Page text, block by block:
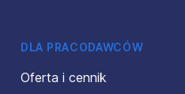
DLA PRACODAWCÓW
Oferta i cennik